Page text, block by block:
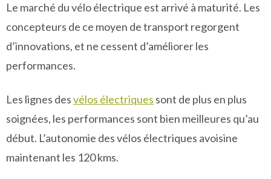
Le marché du vélo électrique est arrivé à maturité. Les
concepteurs de ce moyen de transport regorgent
d’innovations, et ne cessent d’améliorer les
performances.
Les lignes desvélos électriques sont de plus en plus
soignées, les performances sont bien meilleures qu’au
début. L’autonomie des vélos électriques avoisine
maintenant les 120 kms.